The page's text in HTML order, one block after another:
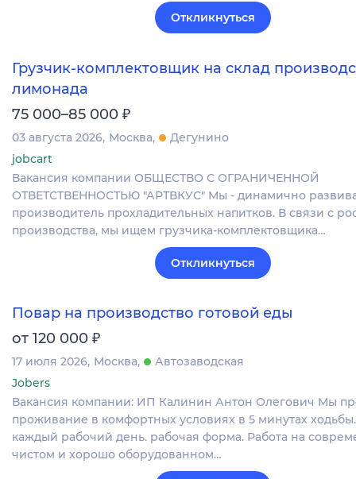
Откликнуться
Грузчик-комплектовщик на склад
лимонада
75 000–85 000 ₽
03 августа 2026 Москва
Дегунино
jobcart
Вакансия компании ОБЩЕСТВО С ОГРАНИЧЕННОЙ
ОТВЕТСТВЕННОСТЬЮ "АРТВКУС" Мы - динамично
производитель прохладительных напитков. В связи с
производства, мы ищем грузчика-комплектовщика…
Откликнуться
Повар на производство готовой еды
от 120 000 ₽
17 июля 2026 Москва
Автозаводская
Jobers
Вакансия компании: ИП Калинин Антон Олегович Мы
проживание в комфортных условиях в 5 минутах
каждый рабочий день. рабочая форма. Работа на
чистом и хорошо оборудованном…